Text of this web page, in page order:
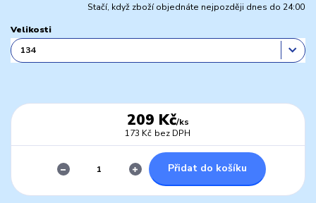
Stačí, když zboží objednáte nejpozději dnes do 24:00
Velikosti
209 Kč/ks
173 Kč bez DPH
Přidat do košíku